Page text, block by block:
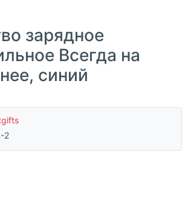
зарядное
Всегда на
синий
2